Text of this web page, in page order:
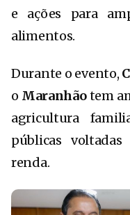
e ações para
alimentos.
Durante o evento,
o Maranhãotem
agricultura
públicas
renda.